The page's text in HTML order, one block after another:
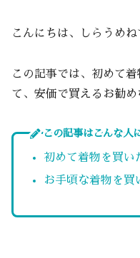
こんにちは、しらうめね
この記事では、初めて
て、安価で買えるお勧め
この記事はこんな人
初めて着物を買い
お手頃な着物を買